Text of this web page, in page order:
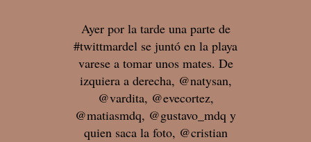
Ayer por la tarde una parte de
#twittmardel se juntó en la playa
varese a tomar unos mates. De
izquiera a derecha, @natysan,
@vardita, @evecortez,
@matiasmdq, @gustavo_mdq y
quien saca la foto, @cristian